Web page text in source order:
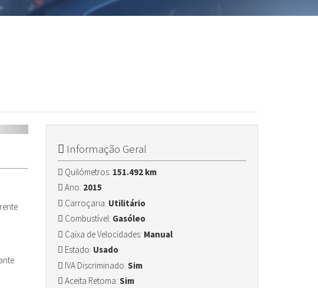
Informação Geral
Quilómetros: 151.492 km
Ano: 2015
Carroçaria: Utilitário
Combustível: Gasóleo
Caixa de Velocidades: Manual
Estado: Usado
IVA Discriminado: Sim
Aceita Retoma: Sim